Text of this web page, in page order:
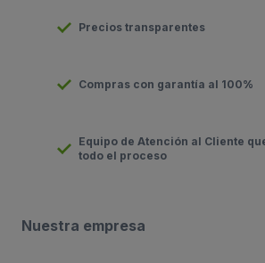
Precios transparentes
Compras con garantía al 100%
Equipo de Atención al Cliente
todo el proceso
Nuestra empresa